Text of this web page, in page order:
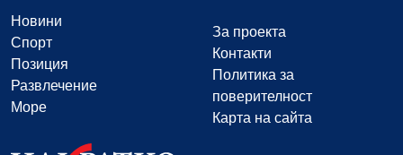
Новини
Спорт
Позиция
Развлечение
Море
За проекта
Контакти
Политика за
поверителност
Карта на сайта